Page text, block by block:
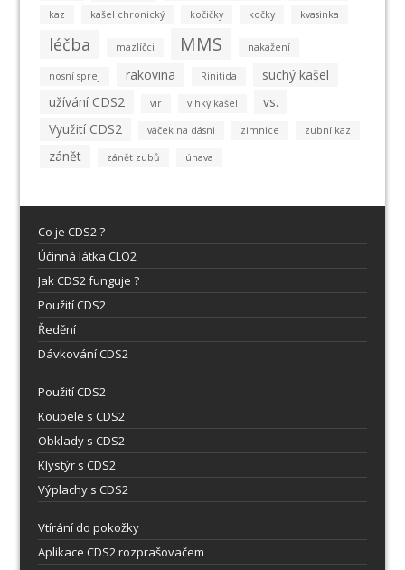
kaz
kašel chronický kočičky kočky kvasinka
léčba mazlíčci MMS nakažení
nosní sprej rakovina Rinitida
suchý kašel
užívání CDS2
vir vlhký kašel
vs.
Využití CDS2
váček na dásni zimnice zubní kaz
zánět zánět zubů únava
Co je CDS2 ?
Účinná látka CLO2
Jak CDS2 funguje ?
Použití CDS2
Ředění
Dávkování CDS2
Použití CDS2
Koupele s CDS2
Obklady s CDS2
Klystýr s CDS2
Výplachy s CDS2
Vtírání do pokožky
Aplikace CDS2 rozprašovačem